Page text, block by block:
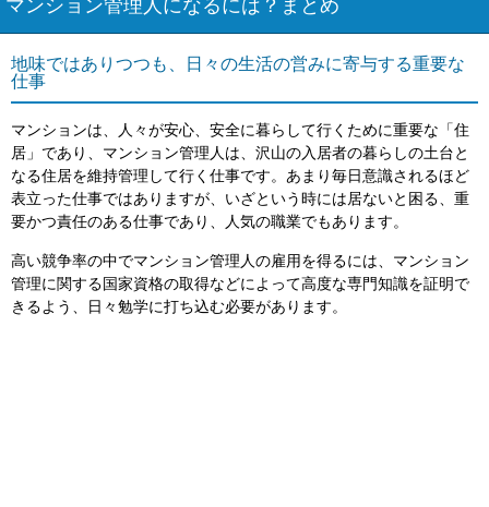
マンション管理人になるには？まとめ
地味ではありつつも、日々の生活の営みに寄与する重要な
仕事
マンションは、人々が安心、安全に暮らして行くために重要な「住
居」であり、マンション管理人は、沢山の入居者の暮らしの土台と
なる住居を維持管理して行く仕事です。あまり毎日意識されるほど
表立った仕事ではありますが、いざという時には居ないと困る、重
要かつ責任のある仕事であり、人気の職業でもあります。
高い競争率の中でマンション管理人の雇用を得るには、マンション
管理に関する国家資格の取得などによって高度な専門知識を証明で
きるよう、日々勉学に打ち込む必要があります。